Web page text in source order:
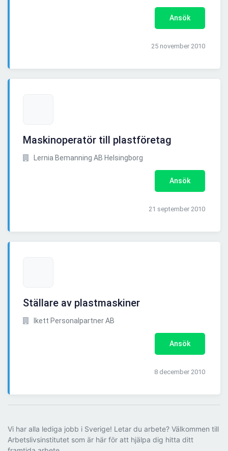
Ansök
25 november 2010
Maskinoperatör till plastföretag
Lernia Bemanning AB Helsingborg
Ansök
21 september 2010
Ställare av plastmaskiner
Ikett Personalpartner AB
Ansök
8 december 2010
Vi har alla lediga jobb i Sverige! Letar du arbete? Välkommen till
Arbetslivsinstitutet som är här för att hjälpa dig hitta ditt